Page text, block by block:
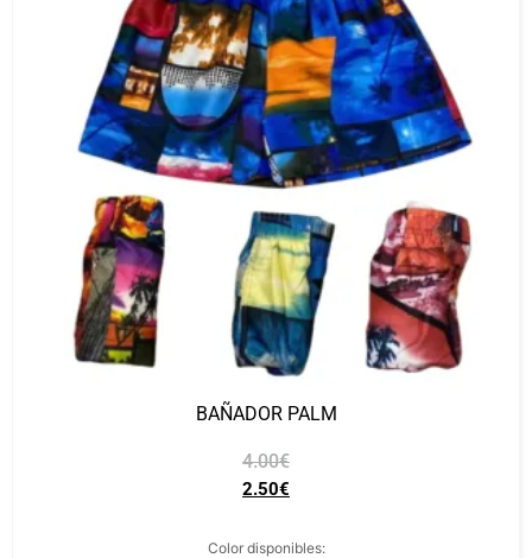
BAÑADOR PALM
4.00€
2.50€
Color disponibles: